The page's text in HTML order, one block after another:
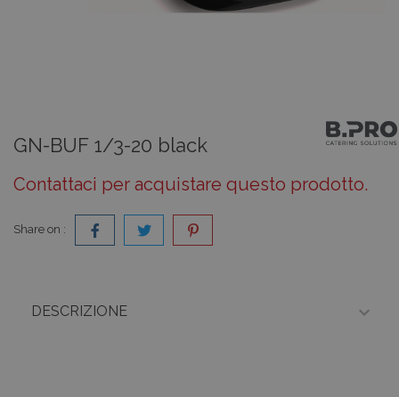
GN-BUF 1/3-20 black
Contattaci per acquistare questo prodotto.
Share on :
DESCRIZIONE 